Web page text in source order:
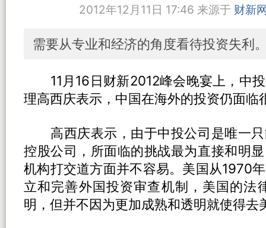
2012年12月11日 17:46 来源于 财新
需要从专业和经济的角度看待投资失利
11月16日财新2012峰会晚宴上，中投
理高西庆表示，中国在海外的投资仍面临
高西庆表示，由于中投公司是唯一只
控股公司，所面临的挑战最为直接和明
机构打交道方面并不容易。美国从1970
立和完善外国投资审查机制，美国的法
明，但并不因为更加成熟和透明就使得去